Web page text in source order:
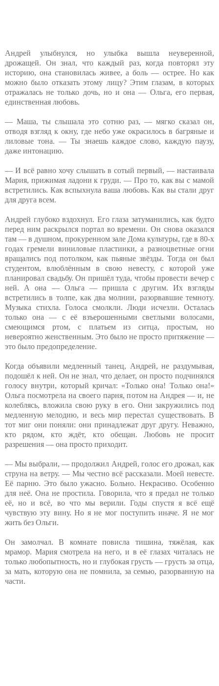
Андрей улыбнулся, но улыбка вышла неуверенной,
дрожащей. Он знал, что каждый раз, когда повторял эту
историю, она становилась живее, а боль — острее. Но как
можно было отказать этому лицу? Этим глазам, в которых
отражалась не только дочь, но и она — Ольга, его первая,
единственная любовь.
— Маша, ты слышала это сотню раз, — мягко сказал он,
отводя взгляд к окну, где небо уже окрасилось в багряные и
лиловые тона. — Ты знаешь каждое слово, каждую паузу,
даже интонацию.
— И всё равно хочу слышать в сотый первый, — настаивала
Мария, прижимая ладони к груди. — Про то, как вы с мамой
встретились. Как вспыхнула ваша любовь. Как вы стали друг
для друга всем.
Андрей глубоко вздохнул. Его глаза затуманились, как будто
перед ним раскрылся портал во времени. Он снова оказался
там — в душном, прокуренном зале Дома культуры, где в 80-х
годах гремели виниловые пластинки, а разноцветные огни
вращались под потолком, как пьяные звёзды. Тогда он был
студентом, влюблённым в свою невесту, с которой уже
планировал свадьбу. Он пришёл туда, чтобы провести вечер с
ней. А она — Ольга — пришла с другим. Их взгляды
встретились в толпе, как два молнии, разорвавшие темноту.
Музыка стихла. Голоса смолкли. Люди исчезли. Осталась
только она — с её взъерошенными светлыми волосами,
смеющимся ртом, с платьем из ситца, простым, но
невероятно женственным. Это было не просто притяжение —
это было предопределение.
Когда объявили медленный танец, Андрей, не раздумывая,
подошёл к ней. Он не знал, что делает, он просто подчинялся
голосу внутри, который кричал: «Только она! Только она!»
Ольга посмотрела на своего парня, потом на Андрея — и, не
колеблясь, вложила свою руку в его. Они закружились под
медленную мелодию, и весь мир перестал существовать. В
тот миг они поняли: они принадлежат друг другу. Неважно,
кто рядом, кто ждёт, кто обещан. Любовь не просит
разрешения — она просто приходит.
— Мы выбрали, — продолжил Андрей, голос его дрожал, как
струна на ветру. — Мы честно всё рассказали. Моей невесте.
Её парню. Это было ужасно. Больно. Некрасиво. Особенно
для неё. Она не простила. Говорила, что я предал не только
её, но и всё, во что мы верили. Годы спустя я всё ещё
чувствую эту вину. Но я не мог поступить иначе. Я не мог
жить без Ольги.
Он замолчал. В комнате повисла тишина, тяжёлая, как
мрамор. Мария смотрела на него, и в её глазах читалась не
только любопытность, но и глубокая грусть — грусть за отца,
за мать, которую она не помнила, за семью, разорванную на
части.